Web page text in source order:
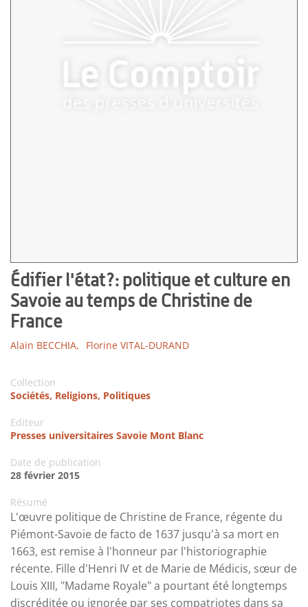
Édifier l'état?: politique et culture en
Savoie au temps de Christine de
France
Alain BECCHIA, Florine VITAL-DURAND
Collection
Sociétés, Religions, Politiques
Editeur
Presses universitaires Savoie Mont Blanc
Date de publication
28 février 2015
Résumé
L'œuvre politique de Christine de France, régente du
Piémont-Savoie de facto de 1637 jusqu'à sa mort en
1663, est remise à l'honneur par l'historiographie
récente. Fille d'Henri IV et de Marie de Médicis, sœur de
Louis XIII, "Madame Royale" a pourtant été longtemps
discréditée ou ignorée par ses compatriotes dans sa